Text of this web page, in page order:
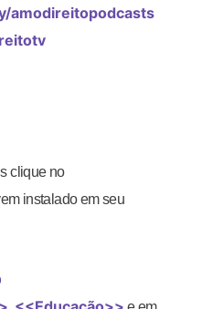
amodireitopodcasts
clique no
instalado em seu